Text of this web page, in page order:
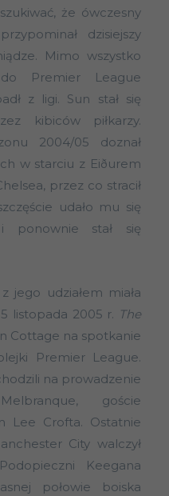
że ówczesny
dzisiejszy
Mimo wszystko
Premier League
z ligi. Sun stał się
kibiców piłkarzy.
2004/05 doznał
w starciu z Eiðurem
przez co stracił
udało mu się
stał się
jego udziałem miała
listopada 2005 r. The
Cottage na spotkanie
Premier League.
na prowadzenie
goście
Lee Crofta. Ostatnie
City walczył
Keegana
połowie boiska